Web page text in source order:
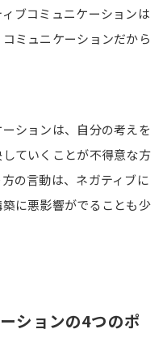
ブコミュニケーションは
ミュニケーションだから
ションは、自分の考えを
ていくことが不得意な方
の言動は、ネガティブに
に悪影響がでることも少
ションの4つのポ